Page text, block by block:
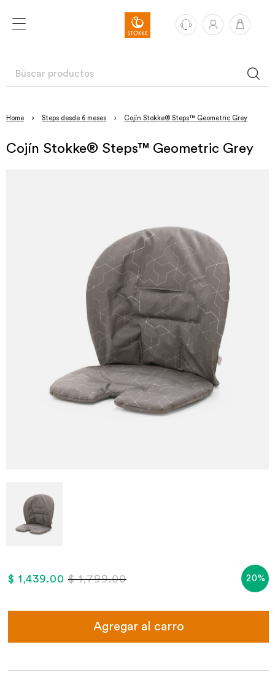
Home › Steps desde 6 meses › Cojín Stokke® Steps™ Geometric Grey
Cojín Stokke® Steps™ Geometric Grey
$ 1,439.00$ 1,799.00 20%
Agregar al carro